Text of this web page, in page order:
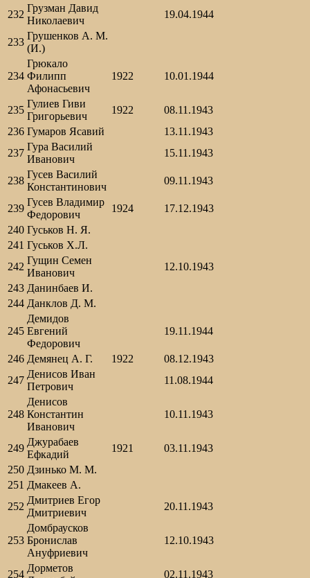
232
Грузман Давид
Николаевич
19.04.1944
233
Грушенков А. М.
(И.)
234
Грюкало
Филипп
Афонасьевич
1922 10.01.1944
235
Гулиев Гиви
Григорьевич
1922
08.11.1943
236 Гумаров Ясавий
13.11.1943
237
Гура Василий
Иванович
15.11.1943
238
Гусев Василий
Константинович
09.11.1943
239
Гусев Владимир
Федорович
1924
17.12.1943
240 Гуськов Н. Я.
241 Гуськов Х.Л.
242
Гущин Семен
Иванович
12.10.1943
243 Данинбаев И.
244 Данклов Д. М.
245
Демидов
Евгений
Федорович
19.11.1944
246 Демянец А. Г. 1922
08.12.1943
247
Денисов Иван
Петрович
11.08.1944
248
Денисов
Константин
Иванович
10.11.1943
249
Джурабаев
Ефкадий
1921
03.11.1943
250 Дзинько М. М.
251 Дмакеев А.
252
Дмитриев Егор
Дмитриевич
20.11.1943
253
Домбраусков
Бронислав
Ануфриевич
12.10.1943
254
Дорметов
02.11.1943